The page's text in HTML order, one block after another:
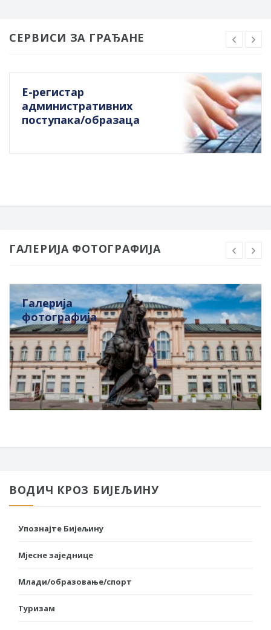
СЕРВИСИ ЗА ГРАЂАНЕ
Е-регистар
административних
поступака/образаца
ГАЛЕРИЈА ФОТОГРАФИЈА
Галерија
фотографија
ВОДИЧ КРОЗ БИЈЕЉИНУ
Упознајте Бијељину
Мјесне заједнице
Млади/образовање/спорт
Туризам